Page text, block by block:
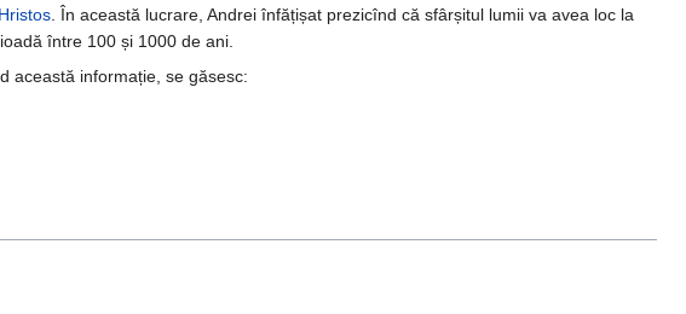
. În această lucrare, Andrei înfățișat prezicînd că sfârșitul lumii va avea loc la
între 100 și 1000 de ani.
această informație, se găsesc: